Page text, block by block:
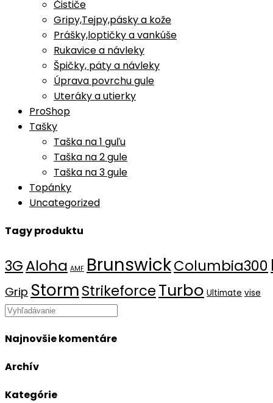
Čističe
Gripy,Tejpy,pásky a kože
Prášky,loptičky a vankúše
Rukavice a návleky
Špičky, päty a návleky
Úprava povrchu gule
Uteráky a utierky
ProShop
Tašky
Taška na 1 guľu
Taška na 2 gule
Taška na 3 gule
Topánky
Uncategorized
Tagy produktu
3GAloha AMF BrunswickColumbia300
Grip StormStrikeforceTurbo Ultimate vise
Search
website
Najnovšie komentáre
Archív
Kategórie